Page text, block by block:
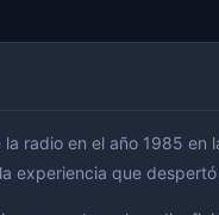
la radio en el año 1985
experiencia que